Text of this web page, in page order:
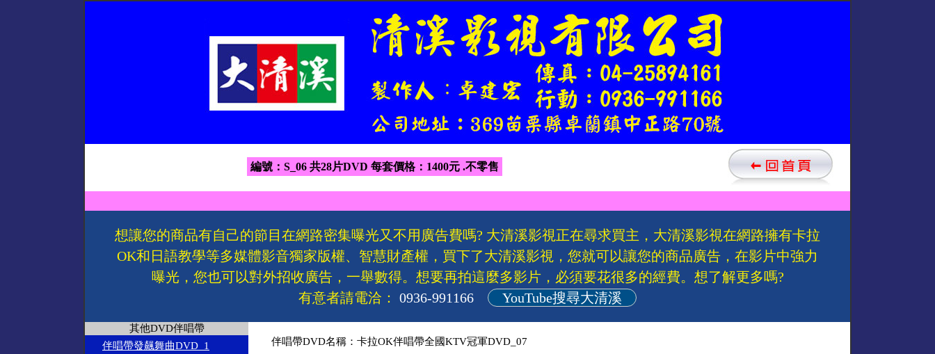
編號：S_06 共28片DVD 每套價格：1400元 .不零售
想讓您的商品有自己的節目在網路密集曝光又不用廣告費嗎? 大清溪影視正在尋求買主，大清溪影視在網路擁有卡拉
OK和日語教學等多媒體影音獨家版權、智慧財產權，買下了大清溪影視，您就可以讓您的商品廣告，在影片中強力
曝光，您也可以對外招收廣告，一舉數得。想要再拍這麼多影片，必須要花很多的經費。想了解更多嗎?
有意者請電洽： 0936-991166 YouTube搜尋大清溪
其他DVD伴唱帶
伴唱帶發飆舞曲DVD_1
伴唱帶DVD名稱：卡拉OK伴唱帶全國KTV冠軍DVD_07